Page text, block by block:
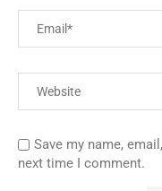
Save my name,
next time I comment.